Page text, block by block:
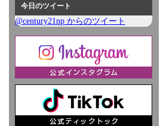
今日のツイート
@century21np からのツイート